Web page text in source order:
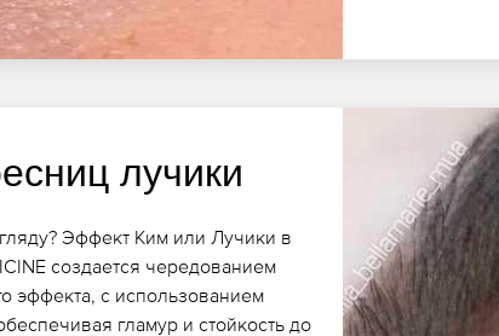
лучики
Эффект Ким или Лучики в
создается чередованием
эффекта, с использованием
гламур и стойкость до